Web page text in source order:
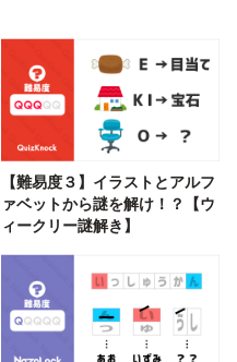
【難易度３】イラストとアルフ
ァベットから謎を解け！？【ウ
ィークリー謎解き】